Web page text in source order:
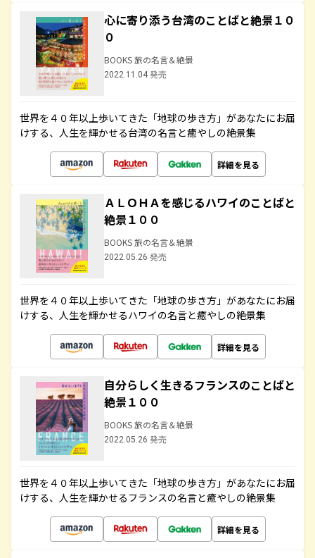
心に寄り添う台湾のことばと絶景１０
０
BOOKS 旅の名言＆絶景
2022.11.04 発売
世界を４０年以上歩いてきた「地球の歩き方」があなたにお届
けする、人生を輝かせる台湾の名言と癒やしの絶景集
詳細を見る
ＡＬＯＨＡを感じるハワイのことばと
絶景１００
BOOKS 旅の名言＆絶景
2022.05.26 発売
世界を４０年以上歩いてきた「地球の歩き方」があなたにお届
けする、人生を輝かせるハワイの名言と癒やしの絶景集
詳細を見る
自分らしく生きるフランスのことばと
絶景１００
BOOKS 旅の名言＆絶景
2022.05.26 発売
世界を４０年以上歩いてきた「地球の歩き方」があなたにお届
けする、人生を輝かせるフランスの名言と癒やしの絶景集
詳細を見る